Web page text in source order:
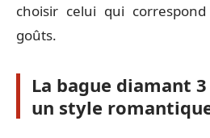
choisir celui qui
goûts.
La bague diamant
un style